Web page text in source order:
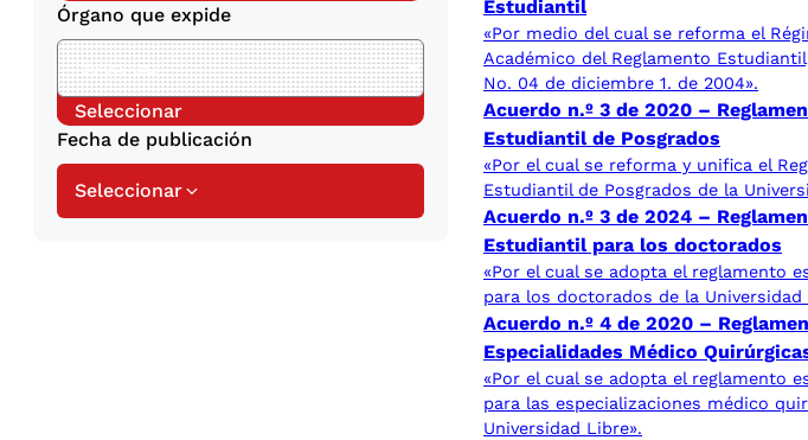
Órgano que expide
Seleccionar
Fecha de publicación
Seleccionar
Estudiantil
«Por medio del cual se reforma el
Académico del Reglamento
No. 04 de diciembre 1. de 2004».
Acuerdo n.º 3 de 2020 –
Estudiantil de Posgrados
«Por el cual se reforma y unifica el
Estudiantil de Posgrados de la
Acuerdo n.º 3 de 2024 –
Estudiantil para los doctorados
«Por el cual se adopta el reglamento
para los doctorados de la Universidad
Acuerdo n.º 4 de 2020 –
Especialidades Médico
«Por el cual se adopta el reglamento
para las especializaciones médico
Universidad Libre».